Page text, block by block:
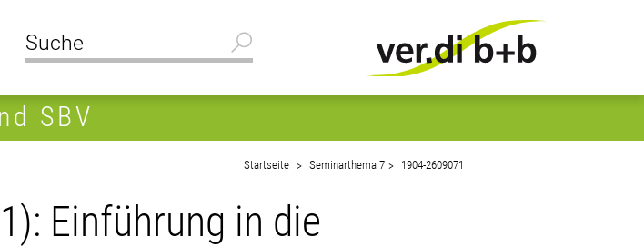
SBV
Startseite Seminarthema 7 1904-2609071
Einführung in die